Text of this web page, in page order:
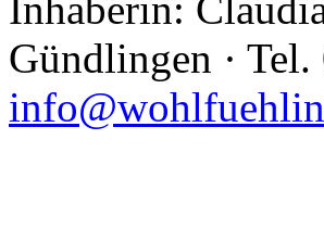
Gündlingen ·